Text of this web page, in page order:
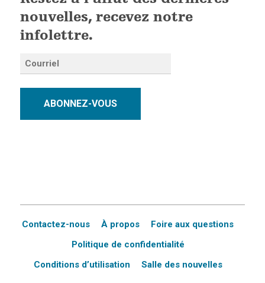
nouvelles, recevez notre
infolettre.
ABONNEZ-VOUS
Contactez-nous À propos
Foire aux questions
Politique de confidentialité
Conditions d’utilisation
Salle des nouvelles